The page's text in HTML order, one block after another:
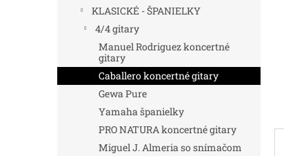
KLASICKÉ - ŠPANIELKY
4/4 gitary
Manuel Rodriguez koncertné
gitary
Caballero koncertné gitary
Gewa Pure
Yamaha španielky
PRO NATURA koncertné gitary
Miguel J. Almeria so snímačom